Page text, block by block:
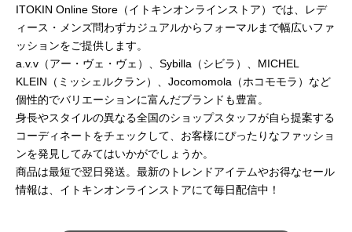
ITOKIN Online Store（イトキンオンラインストア）では、レデ
ィース・メンズ問わずカジュアルからフォーマルまで幅広いファ
ッションをご提供します。
a.v.v（アー・ヴェ・ヴェ）、Sybilla（シビラ）、MICHEL
KLEIN（ミッシェルクラン）、Jocomomola（ホコモモラ）など
個性的でバリエーションに富んだブランドも豊富。
身長やスタイルの異なる全国のショップスタッフが自ら提案する
コーディネートをチェックして、お客様にぴったりなファッショ
ンを発見してみてはいかがでしょうか。
商品は最短で翌日発送。最新のトレンドアイテムやお得なセール
情報は、イトキンオンラインストアにて毎日配信中！